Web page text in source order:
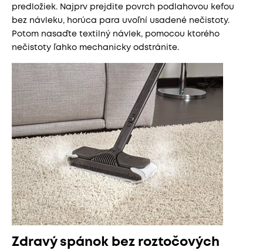
predložiek. Najprv prejdite povrch podlahovou kefou
bez návleku, horúca para uvoľní usadené nečistoty.
Potom nasaďte textilný návlek, pomocou ktorého
nečistoty ľahko mechanicky odstránite.
Zdravý spánok bez roztočových